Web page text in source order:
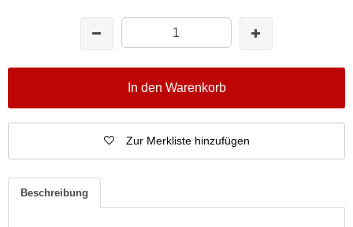
In den Warenkorb
Zur Merkliste hinzufügen
Beschreibung